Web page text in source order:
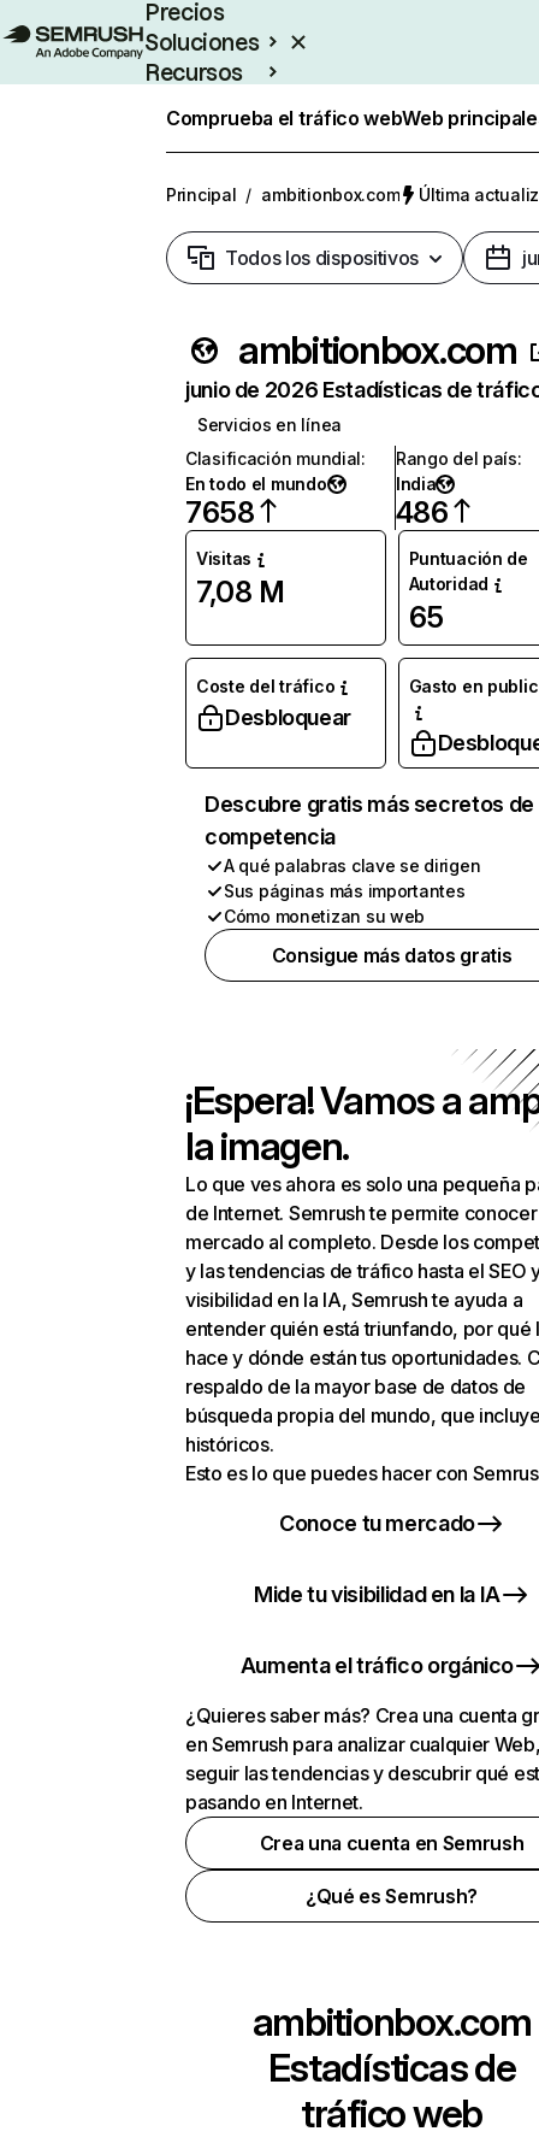
Precios
Soluciones
Recursos
Comprueba el tráfico webWeb
Principal / ambitionbox.com Última
Todos los dispositivos
ambitionbox.com
junio de 2026 Estadísticas de
Servicios en línea
Clasificación mundial:
En todo el mundo
7658
Rango del país:
India
486
Visitas
7,08 M
Puntuación de
Autoridad
65
Coste del tráfico
Desbloquear
Gasto en
Descubre gratis más secretos de
competencia
A qué palabras clave se dirigen
Sus páginas más importantes
Cómo monetizan su web
Consigue más datos gratis
¡Espera! Vamos a
la imagen.
Lo que ves ahora es solo una pequeña
de Internet. Semrush te permite
mercado al completo. Desde los
y las tendencias de tráfico hasta el SEO
visibilidad en la IA, Semrush te ayuda a
entender quién está triunfando, por qué
hace y dónde están tus oportunidades.
respaldo de la mayor base de datos de
búsqueda propia del mundo, que
históricos.
Esto es lo que puedes hacer con
Conoce tu mercado
Mide tu visibilidad en la IA
Aumenta el tráfico orgánico
¿Quieres saber más? Crea una cuenta
en Semrush para analizar cualquier
seguir las tendencias y descubrir qué
pasando en Internet.
Crea una cuenta en Semrush
¿Qué es Semrush?
ambitionbox.com
Estadísticas de
tráfico web